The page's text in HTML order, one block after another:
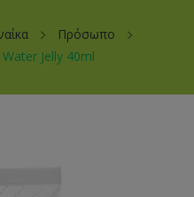
Πρόσωπο
Jelly 40ml